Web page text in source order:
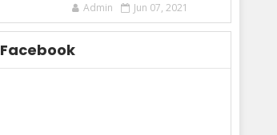
Admin Jun 07, 2021
Facebook